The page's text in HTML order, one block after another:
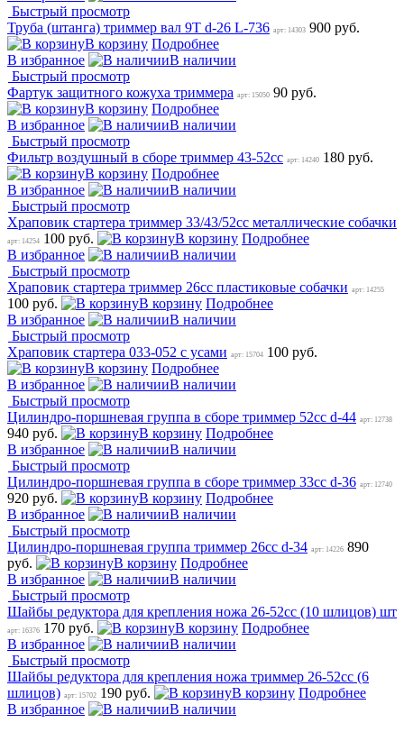
Быстрый просмотр
Труба (штанга) триммер вал 9T d-26 L-736 арт: 14303 900 руб.
В корзину Подробнее
В избранное
В наличии
Быстрый просмотр
Фартук защитного кожуха триммера арт: 15050 90 руб.
В корзину Подробнее
В избранное
В наличии
Быстрый просмотр
Фильтр воздушный в сборе триммер 43-52сс арт: 14240 180 руб.
В корзину Подробнее
В избранное
В наличии
Быстрый просмотр
Храповик стартера триммер 33/43/52сс металлические собачки
арт: 14254 100 руб. В корзину Подробнее
В избранное
В наличии
Быстрый просмотр
Храповик стартера триммер 26сс пластиковые собачки арт: 14255
100 руб. В корзину Подробнее
В избранное
В наличии
Быстрый просмотр
Храповик стартера 033-052 с усами арт: 15704 100 руб.
В корзину Подробнее
В избранное
В наличии
Быстрый просмотр
Цилиндро-поршневая группа в сборе триммер 52сс d-44 арт: 12738
940 руб. В корзину Подробнее
В избранное
В наличии
Быстрый просмотр
Цилиндро-поршневая группа в сборе триммер 33сс d-36 арт: 12740
920 руб. В корзину Подробнее
В избранное
В наличии
Быстрый просмотр
Цилиндро-поршневая группа триммер 26сс d-34 арт: 14226 890
руб.
В корзину Подробнее
В избранное
В наличии
Быстрый просмотр
Шайбы редуктора для крепления ножа 26-52сс (10 шлицов) шт
арт: 16376 170 руб. В корзину Подробнее
В избранное
В наличии
Быстрый просмотр
Шайбы редуктора для крепления ножа триммер 26-52сс (6
шлицов) арт: 15702 190 руб. В корзину Подробнее
В избранное
В наличии